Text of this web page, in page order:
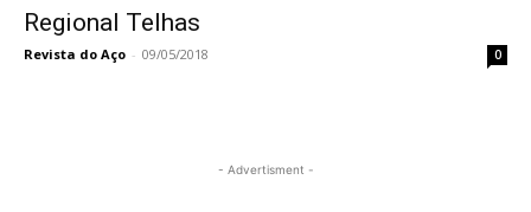
Regional Telhas
Revista do Aço - 09/05/2018 0
- Advertisment -